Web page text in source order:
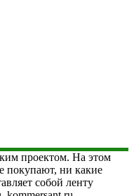
проектом. На этом
покупают, ни какие
собой ленту